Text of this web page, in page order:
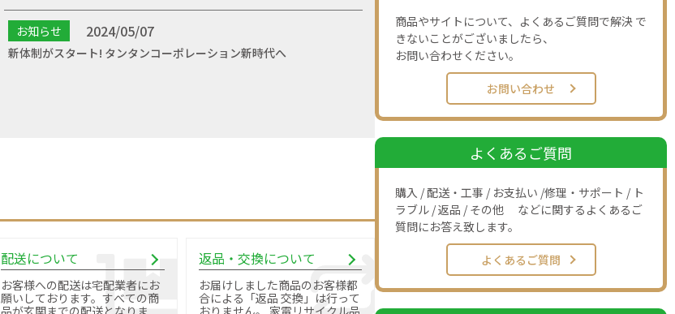
お知らせ 2024/05/07
新体制がスタート! タンタンコーポレーション新時代へ
配送について
お客様への配送は宅配業者にお
願いしております。すべての商
品が玄関までの配送となりま
返品・交換について
お届けしました商品のお客様都
合による「返品 交換」は行って
おりません。 家電リサイクル品
商品やサイトについて、よくあるご質問で解決 で
きないことがございましたら、
お問い合わせください。
お問い合わせ
よくあるご質問
購入 / 配送・工事 / お支払い /修理・サポート / ト
ラブル / 返品 / その他 などに関するよくあるご
質問にお答え致します。
よくあるご質問